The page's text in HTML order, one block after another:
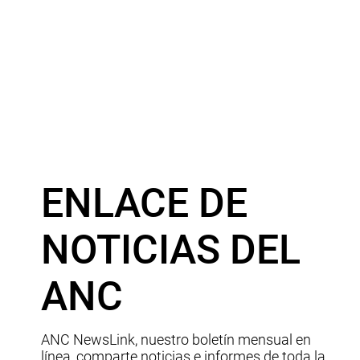
ENLACE DE
NOTICIAS DEL
ANC
ANC NewsLink, nuestro boletín mensual en